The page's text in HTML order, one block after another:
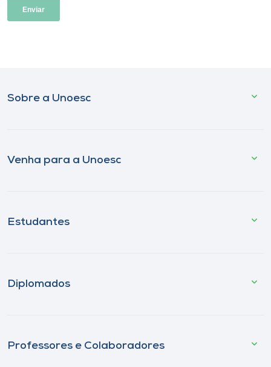
Sobre a Unoesc
Venha para a Unoesc
Estudantes
Diplomados
Professores e Colaboradores